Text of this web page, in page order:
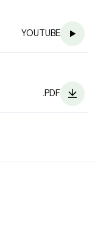
YOUTUBE
.PDF